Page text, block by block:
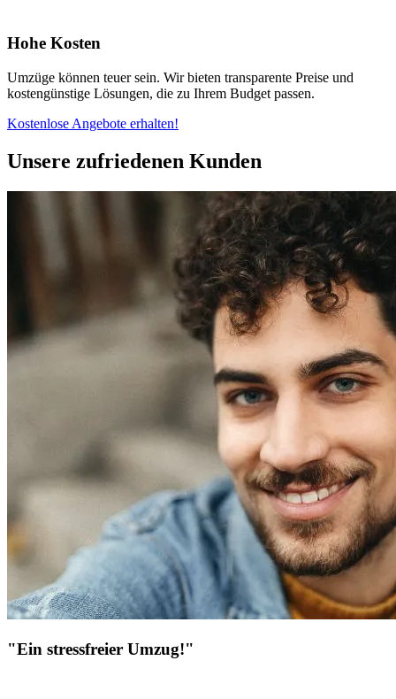
Hohe Kosten
Umzüge können teuer sein. Wir bieten transparente Preise und
kostengünstige Lösungen, die zu Ihrem Budget passen.
Kostenlose Angebote erhalten!
Unsere zufriedenen Kunden
"Ein stressfreier Umzug!"